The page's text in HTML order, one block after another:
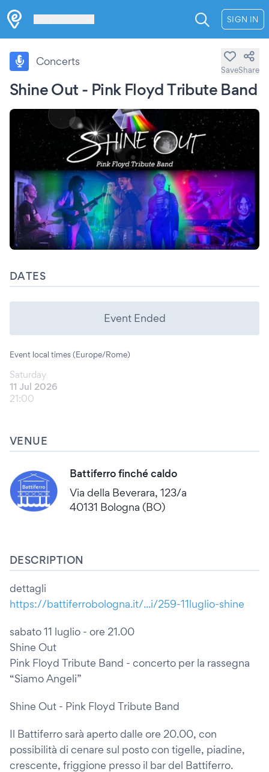
SIGN IN
Shine Out - Pink Floyd Tribute Band
Concerts
SaveShare
DATES
Event Ended
Event local times (Europe/Rome)
Saturday
11 Jul 2026
21:00
VENUE
Battiferro finché caldo
Via della Beverara, 123/a
40131 Bologna (BO)
DESCRIPTION
dettagli
https://battiferrobologna.it/...i/259-11luglio-shine
sabato 11 luglio - ore 21.00
Shine Out
Pink Floyd Tribute Band - concerto per la rassegna
“Siamo Angeli”
Shine Out - Pink Floyd Tribute Band
Il Battiferro sarà aperto dalle ore 20.00, con
possibilità di cenare sul posto con tigelle, piadine,
crescente, friggione presso il bar del Battiferro.